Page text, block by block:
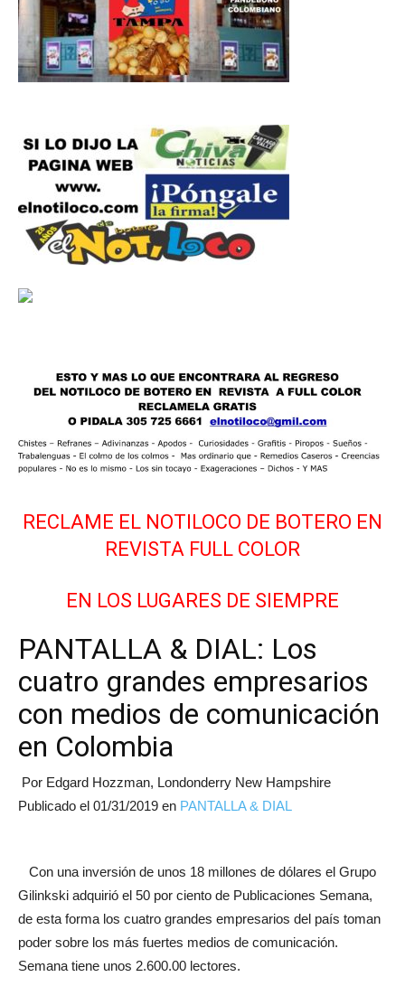
RECLAME EL NOTILOCO DE BOTERO EN
REVISTA FULL COLOR
EN LOS LUGARES DE SIEMPRE
PANTALLA & DIAL: Los
cuatro grandes empresarios
con medios de comunicación
en Colombia
Por Edgard Hozzman, Londonderry New Hampshire
Publicado el 01/31/2019 en PANTALLA & DIAL
Con una inversión de unos 18 millones de dólares el Grupo
Gilinkski adquirió el 50 por ciento de Publicaciones Semana,
de esta forma los cuatro grandes empresarios del país toman
poder sobre los más fuertes medios de comunicación.
Semana tiene unos 2.600.00 lectores.